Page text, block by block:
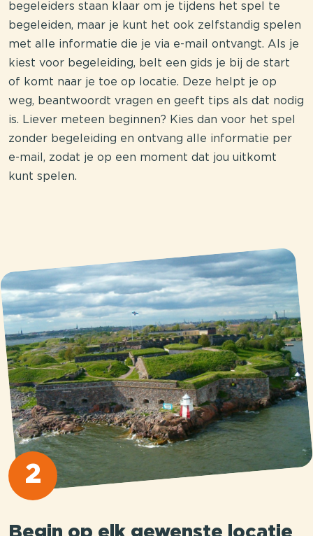
begeleiders staan klaar om je tijdens het spel te
begeleiden, maar je kunt het ook zelfstandig spelen
met alle informatie die je via e-mail ontvangt. Als je
kiest voor begeleiding, belt een gids je bij de start
of komt naar je toe op locatie. Deze helpt je op
weg, beantwoordt vragen en geeft tips als dat nodig
is. Liever meteen beginnen? Kies dan voor het spel
zonder begeleiding en ontvang alle informatie per
e-mail, zodat je op een moment dat jou uitkomt
kunt spelen.
2
Begin op elk gewenste locatie